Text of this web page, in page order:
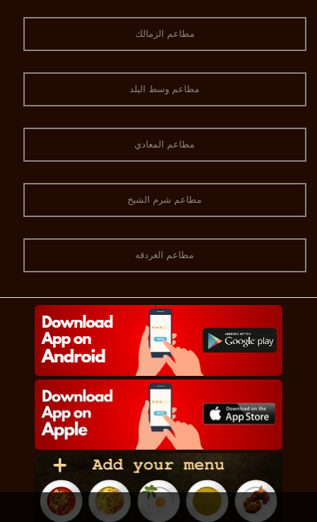
مطاعم الزمالك
مطاعم وسط البلد
مطاعم المعادي
مطاعم شرم الشيخ
مطاعم الغردقه